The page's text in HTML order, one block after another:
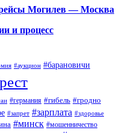
рейсы Могилев — Москва
и процесс
#аукцион #барановичи
#германия #гибель #гродно
#запрет #зарплата #здоровье
#минск #мошенничество